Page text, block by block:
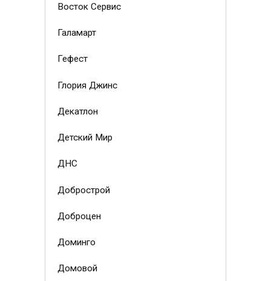
Восток Сервис
Галамарт
Гефест
Глория Джинс
Декатлон
Детский Мир
ДНС
Добрострой
Доброцен
Доминго
Домовой